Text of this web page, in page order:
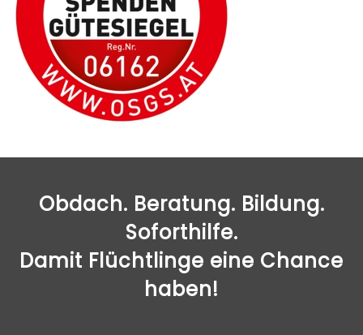
Obdach. Beratung. Bildung.
Soforthilfe.
Damit Flüchtlinge eine Chance
haben!